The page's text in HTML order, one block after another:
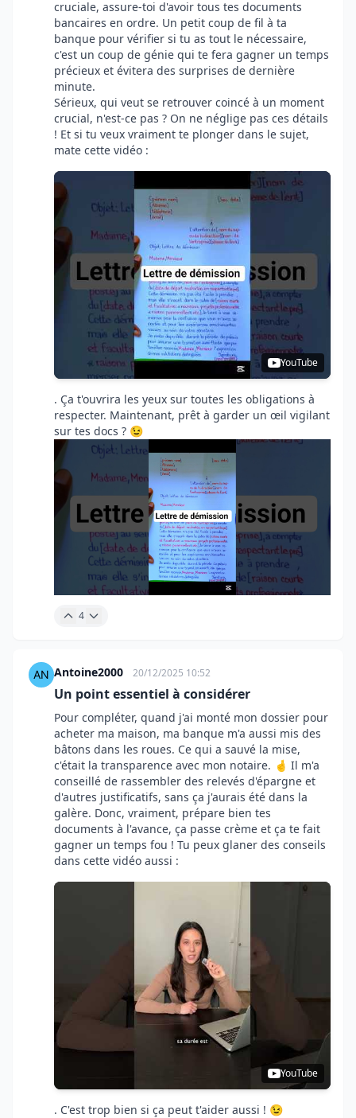
cruciale, assure-toi d'avoir tous tes documents
bancaires en ordre. Un petit coup de fil à ta
banque pour vérifier si tu as tout le nécessaire,
c'est un coup de génie qui te fera gagner un temps
précieux et évitera des surprises de dernière
minute.
Sérieux, qui veut se retrouver coincé à un moment
crucial, n'est-ce pas ? On ne néglige pas ces détails
! Et si tu veux vraiment te plonger dans le sujet,
mate cette vidéo :
YouTube
. Ça t'ouvrira les yeux sur toutes les obligations à
respecter. Maintenant, prêt à garder un œil vigilant
sur tes docs ? 😉
4
Antoine2000 20/12/2025 10:52
Un point essentiel à considérer
Pour compléter, quand j'ai monté mon dossier pour
acheter ma maison, ma banque m'a aussi mis des
bâtons dans les roues. Ce qui a sauvé la mise,
c'était la transparence avec mon notaire. 🤞 Il m'a
conseillé de rassembler des relevés d'épargne et
d'autres justificatifs, sans ça j'aurais été dans la
galère. Donc, vraiment, prépare bien tes
documents à l'avance, ça passe crème et ça te fait
gagner un temps fou ! Tu peux glaner des conseils
dans cette vidéo aussi :
YouTube
. C'est trop bien si ça peut t'aider aussi ! 😉